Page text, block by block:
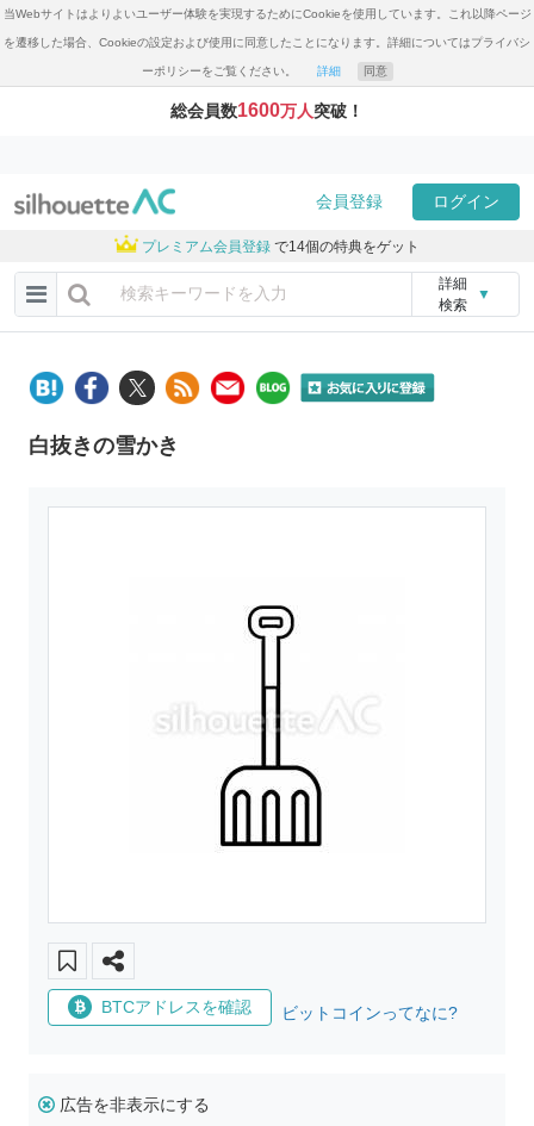
当Webサイトはよりよいユーザー体験を実現するためにCookieを使用しています。これ以降ページ
を遷移した場合、Cookieの設定および使用に同意したことになります。詳細についてはプライバシ
ーポリシーをご覧ください。 詳細 同意
総会員数1600万人突破！
会員登録 ログイン
プレミアム会員登録 で14個の特典をゲット
詳細
検索
▼
白抜きの雪かき
BTCアドレスを確認 ビットコインってなに?
広告を非表示にする